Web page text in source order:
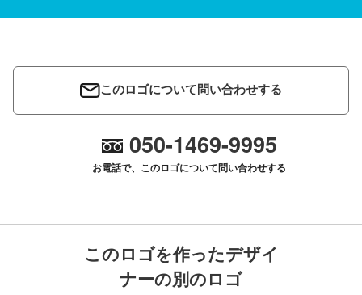
このロゴについて問い合わせする
050-1469-9995
お電話で、このロゴについて問い合わせする
このロゴを作ったデザイ
ナーの別のロゴ